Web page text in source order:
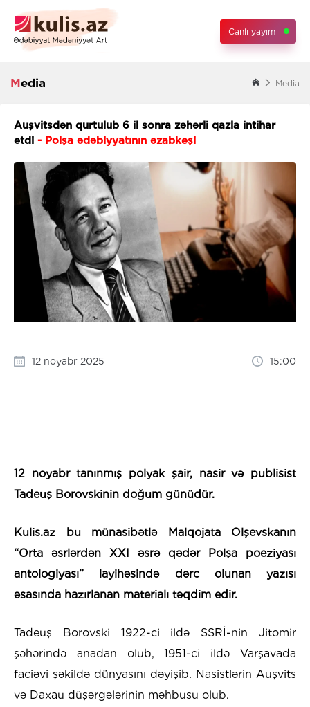
Canlı yayım
Media Media
Auşvitsdən qurtulub 6 il sonra zəhərli qazla intihar
etdi - Polşa ədəbiyyatının əzabkeşi
12 noyabr 2025 15:00
12 noyabr tanınmış polyak şair, nasir və publisist
Tadeuş Borovskinin doğum günüdür.
Kulis.az bu münasibətlə Malqojata Olşevskanın
“Orta əsrlərdən XXI əsrə qədər Polşa poeziyası
antologiyası” layihəsində dərc olunan yazısı
əsasında hazırlanan materialı təqdim edir.
Tadeuş Borovski 1922-ci ildə SSRİ-nin Jitomir
şəhərində anadan olub, 1951-ci ildə Varşavada
faciəvi şəkildə dünyasını dəyişib. Nasistlərin Auşvits
və Daxau düşərgələrinin məhbusu olub.